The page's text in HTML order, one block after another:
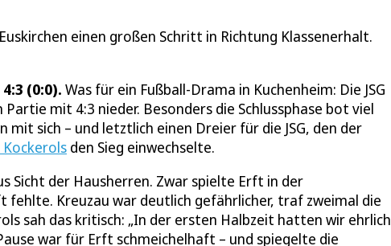
einen großen Schritt in Richtung Klassenerhalt.
(0:0). Was für ein Fußball-Drama in Kuchenheim: Die JSG
mit 4:3 nieder. Besonders die Schlussphase bot viel
sich – und letztlich einen Dreier für die JSG, den der
den Sieg einwechselte.
Sicht der Hausherren. Zwar spielte Erft in der
Kreuzau war deutlich gefährlicher, traf zweimal die
sah das kritisch: „In der ersten Halbzeit hatten wir ehrlich
war für Erft schmeichelhaft – und spiegelte die